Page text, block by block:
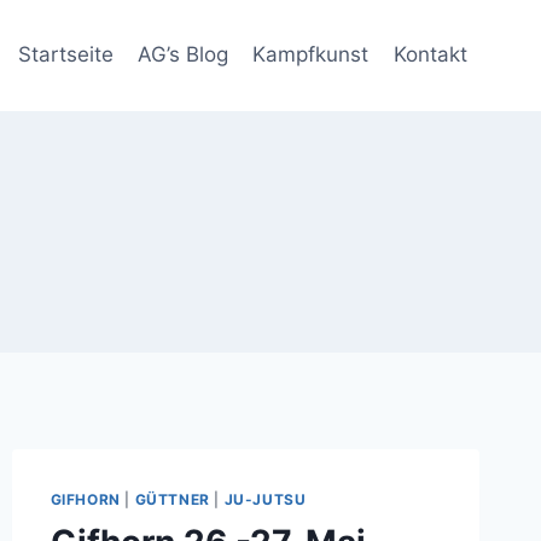
Startseite AG’s Blog Kampfkunst Kontakt
GIFHORN GÜTTNER JU-JUTSU